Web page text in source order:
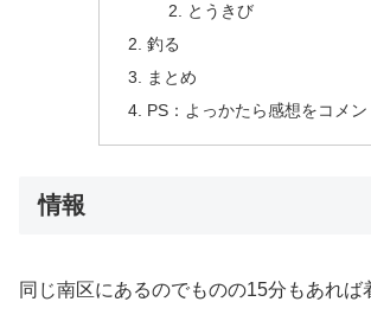
とうきび
釣る
まとめ
PS：よっかたら感想をコメン
情報
同じ南区にあるのでものの15分もあれば